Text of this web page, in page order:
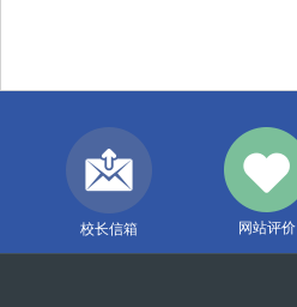
校长信箱 网站评价